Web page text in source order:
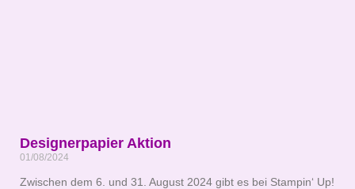
Designerpapier Aktion
01/08/2024
Zwischen dem 6. und 31. August 2024 gibt es bei Stampin‘ Up!